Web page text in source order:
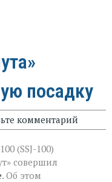
посадку
комментарий
(SSJ-100)
совершил
. Об этом